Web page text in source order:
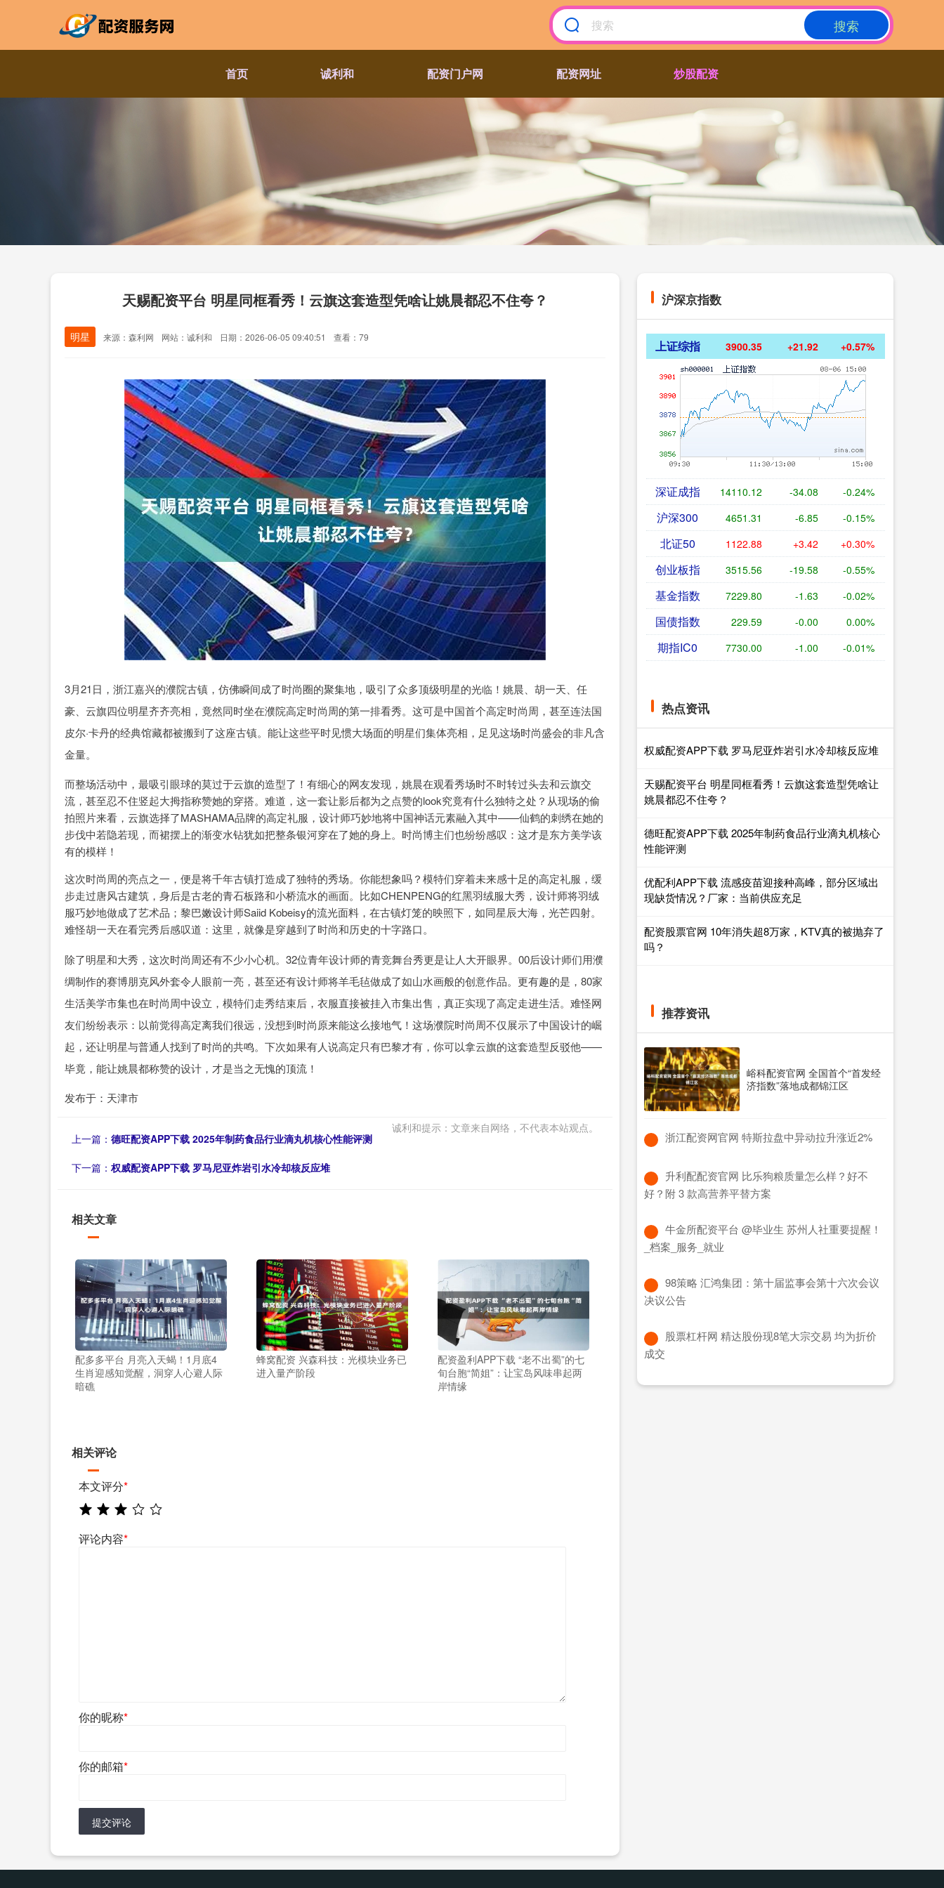
搜索
首页 诚利和 配资门户网 配资网址 炒股配资
天赐配资平台 明星同框看秀！云旗这套造型凭啥让姚晨都忍不住夸？
明星 来源：森利网 网站：诚利和 日期：2026-06-05 09:40:51 查看：79
3月21日，浙江嘉兴的濮院古镇，仿佛瞬间成了时尚圈的聚集地，吸引了众多顶级明星的光临！姚晨、胡一天、任
豪、云旗四位明星齐齐亮相，竟然同时坐在濮院高定时尚周的第一排看秀。这可是中国首个高定时尚周，甚至连法国
皮尔·卡丹的经典馆藏都被搬到了这座古镇。能让这些平时见惯大场面的明星们集体亮相，足见这场时尚盛会的非凡含
金量。
而整场活动中，最吸引眼球的莫过于云旗的造型了！有细心的网友发现，姚晨在观看秀场时不时转过头去和云旗交
流，甚至忍不住竖起大拇指称赞她的穿搭。难道，这一套让影后都为之点赞的look究竟有什么独特之处？从现场的偷
拍照片来看，云旗选择了MASHAMA品牌的高定礼服，设计师巧妙地将中国神话元素融入其中——仙鹤的刺绣在她的
步伐中若隐若现，而裙摆上的渐变水钻犹如把整条银河穿在了她的身上。时尚博主们也纷纷感叹：这才是东方美学该
有的模样！
这次时尚周的亮点之一，便是将千年古镇打造成了独特的秀场。你能想象吗？模特们穿着未来感十足的高定礼服，缓
步走过唐风古建筑，身后是古老的青石板路和小桥流水的画面。比如CHENPENG的红黑羽绒服大秀，设计师将羽绒
服巧妙地做成了艺术品；黎巴嫩设计师Saiid Kobeisy的流光面料，在古镇灯笼的映照下，如同星辰大海，光芒四射。
难怪胡一天在看完秀后感叹道：这里，就像是穿越到了时尚和历史的十字路口。
除了明星和大秀，这次时尚周还有不少小心机。32位青年设计师的青竞舞台秀更是让人大开眼界。00后设计师们用濮
绸制作的赛博朋克风外套令人眼前一亮，甚至还有设计师将羊毛毡做成了如山水画般的创意作品。更有趣的是，80家
生活美学市集也在时尚周中设立，模特们走秀结束后，衣服直接被挂入市集出售，真正实现了高定走进生活。难怪网
友们纷纷表示：以前觉得高定离我们很远，没想到时尚原来能这么接地气！这场濮院时尚周不仅展示了中国设计的崛
起，还让明星与普通人找到了时尚的共鸣。下次如果有人说高定只有巴黎才有，你可以拿云旗的这套造型反驳他——
毕竟，能让姚晨都称赞的设计，才是当之无愧的顶流！
发布于：天津市
诚利和提示：文章来自网络，不代表本站观点。
上一篇： 德旺配资APP下载 2025年制药食品行业滴丸机核心性能评测
下一篇： 权威配资APP下载 罗马尼亚炸岩引水冷却核反应堆
相关文章
配多多平台 月亮入天蝎！1月底4
生肖迎感知觉醒，洞穿人心避人际
暗礁
蜂窝配资 兴森科技：光模块业务已
进入量产阶段
配资盈利APP下载 “老不出蜀”的七
旬台胞“简姐”：让宝岛风味串起两
岸情缘
相关评论
本文评分*
评论内容*
你的昵称*
你的邮箱*
提交评论
沪深京指数
上证综指 3900.35 +21.92 +0.57%
深证成指 14110.12 -34.08 -0.24%
沪深300 4651.31 -6.85 -0.15%
北证50 1122.88 +3.42 +0.30%
创业板指 3515.56 -19.58 -0.55%
基金指数 7229.80 -1.63 -0.02%
国债指数 229.59 -0.00 0.00%
期指IC0 7730.00 -1.00 -0.01%
热点资讯
权威配资APP下载 罗马尼亚炸岩引水冷却核反应堆
天赐配资平台 明星同框看秀！云旗这套造型凭啥让
姚晨都忍不住夸？
德旺配资APP下载 2025年制药食品行业滴丸机核心
性能评测
优配利APP下载 流感疫苗迎接种高峰，部分区域出
现缺货情况？厂家：当前供应充足
配资股票官网 10年消失超8万家，KTV真的被抛弃了
吗？
推荐资讯
峪科配资官网 全国首个“首发经
济指数”落地成都锦江区
​浙江配资网官网 特斯拉盘中异动拉升涨近2%
​升利配配资官网 比乐狗粮质量怎么样？好不
好？附 3 款高营养平替方案
​牛金所配资平台 @毕业生 苏州人社重要提醒！
_档案_服务_就业
​98策略 汇鸿集团：第十届监事会第十六次会议
决议公告
​股票杠杆网 精达股份现8笔大宗交易 均为折价
成交